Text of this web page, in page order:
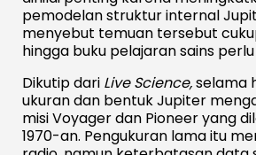
pemodelan struktur internal
menyebut temuan tersebut
hingga buku pelajaran sains
Dikutip dari Live Science,selama
ukuran dan bentuk Jupiter
misi Voyager dan Pioneer yang
1970-an. Pengukuran lama itu